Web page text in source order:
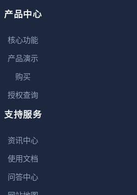
产品中心
核心功能
产品演示
购买
授权查询
支持服务
资讯中心
使用文档
问答中心